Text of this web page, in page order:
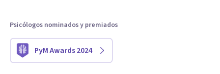
Psicólogos nominados y premiados
PyM Awards 2024